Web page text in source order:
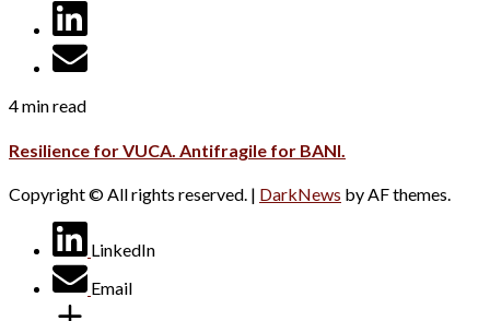
4 min read
Resilience for VUCA. Antifragile for BANI.
Copyright © All rights reserved. | DarkNews by AF themes.
LinkedIn
Email